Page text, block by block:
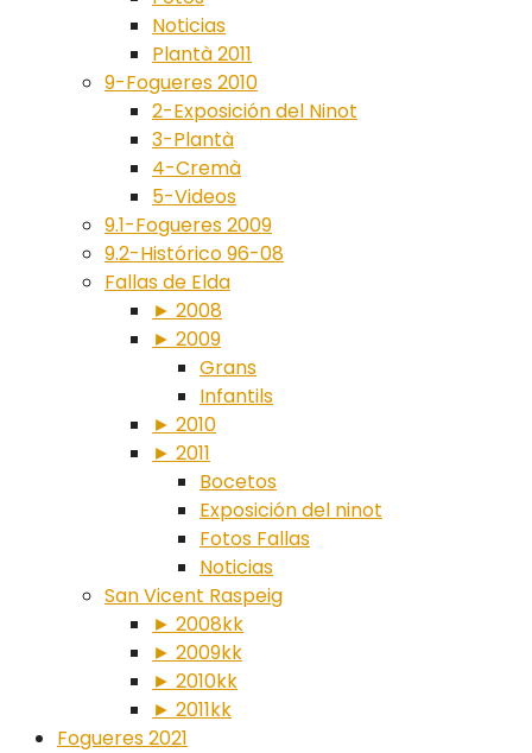
Noticias
Plantà 2011
9-Fogueres 2010
2-Exposición del Ninot
3-Plantà
4-Cremà
5-Videos
9.1-Fogueres 2009
9.2-Histórico 96-08
Fallas de Elda
► 2008
► 2009
Grans
Infantils
► 2010
► 2011
Bocetos
Exposición del ninot
Fotos Fallas
Noticias
San Vicent Raspeig
► 2008kk
► 2009kk
► 2010kk
► 2011kk
Fogueres 2021